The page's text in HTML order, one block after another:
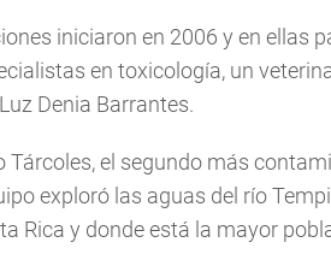
iniciaron en 2006 y en ellas
en toxicología, un
Denia Barrantes.
Tárcoles, el segundo más
exploró las aguas del río
Rica y donde está la mayor